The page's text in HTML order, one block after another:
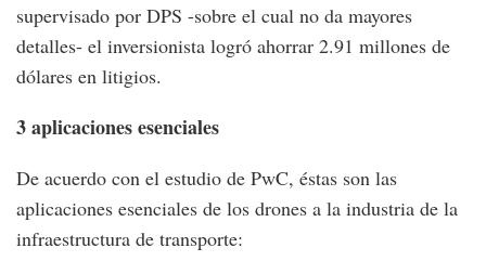
supervisado por DPS -sobre el cual no da mayores
detalles- el inversionista logró ahorrar 2.91 millones de
dólares en litigios.
3 aplicaciones esenciales
De acuerdo con el estudio de PwC, éstas son las
aplicaciones esenciales de los drones a la industria de la
infraestructura de transporte: